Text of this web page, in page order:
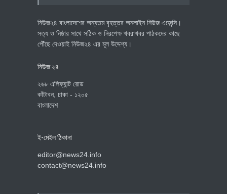
নিউজ২৪ বাংলাদেশের অন্যতম বৃহত্তর অনলাইন নিউজ এজেন্সি।
সত্য ও নিষ্ঠার সাথে সঠিক ও নিরপেক্ষ খবরাখবর পাঠকদের কাছে
পৌঁছে দেওয়াই নিউজ২৪ এর মূল উদ্দেশ্য।
নিউজ ২৪
২৬৮ এলিফ্যান্ট রোড
কাঁটাবন, ঢাকা - ১২০৫
বাংলাদেশ
ই-মেইল ঠিকানা
editor@news24.info
contact@news24.info